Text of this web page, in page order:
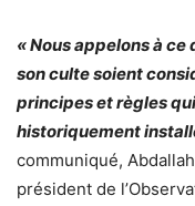
« Nous appelons à
son culte soient
principes et règles
historiquement
communiqué,
président de